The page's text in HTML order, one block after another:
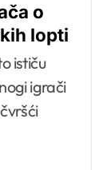
o
lopti
ističu
igrači